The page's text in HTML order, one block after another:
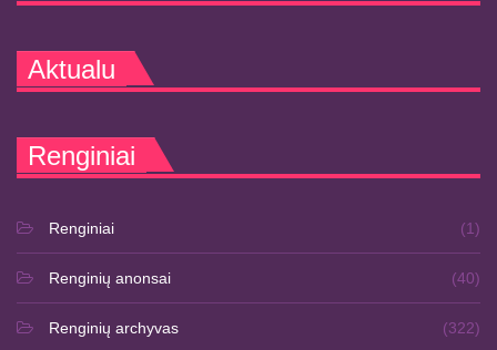
Aktualu
Renginiai
Renginiai (1)
Renginių anonsai (40)
Renginių archyvas (322)